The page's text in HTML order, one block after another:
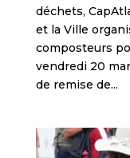
déchets,
et la Ville
composteurs
vendredi 20
de remise de...